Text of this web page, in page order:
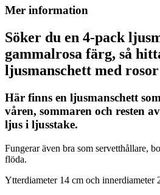
Mer information
Söker du en 4-pack
gammalrosa färg, så
ljusmanschett med
Här finns en ljusmanschett
våren, sommaren och resten
ljus i ljusstake.
Fungerar även bra som servetthållare,
flöda.
Ytterdiameter 14 cm och innerdiameter